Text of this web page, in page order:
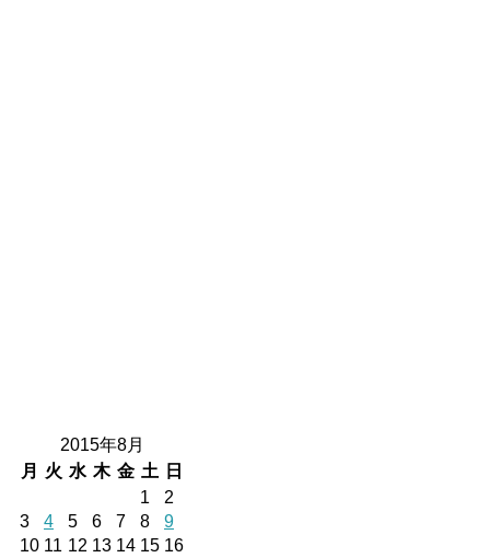
2015年8月
月
火 水 木 金 土
日
1
2
3
4 5 6 7 8
9
10 11 12 13 14 15 16